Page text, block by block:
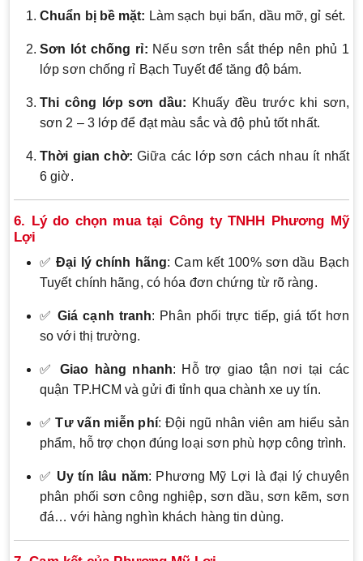
Chuẩn bị bề mặt: Làm sạch bụi bẩn, dầu mỡ, gỉ sét.
Sơn lót chống rỉ: Nếu sơn trên sắt thép nên phủ 1
lớp sơn chống rỉ Bạch Tuyết để tăng độ bám.
Thi công lớp sơn dầu: Khuấy đều trước khi sơn,
sơn 2 – 3 lớp để đạt màu sắc và độ phủ tốt nhất.
Thời gian chờ: Giữa các lớp sơn cách nhau ít nhất
6 giờ.
6. Lý do chọn mua tại Công ty TNHH Phương Mỹ
Lợi
✅Đại lý chính hãng: Cam kết 100% sơn dầu Bạch
Tuyết chính hãng, có hóa đơn chứng từ rõ ràng.
✅Giá cạnh tranh: Phân phối trực tiếp, giá tốt hơn
so với thị trường.
✅ Giao hàng nhanh: Hỗ trợ giao tận nơi tại các
quận TP.HCM và gửi đi tỉnh qua chành xe uy tín.
✅Tư vấn miễn phí: Đội ngũ nhân viên am hiểu sản
phẩm, hỗ trợ chọn đúng loại sơn phù hợp công trình.
✅ Uy tín lâu năm: Phương Mỹ Lợi là đại lý chuyên
phân phối sơn công nghiệp, sơn dầu, sơn kẽm, sơn
đá… với hàng nghìn khách hàng tin dùng.